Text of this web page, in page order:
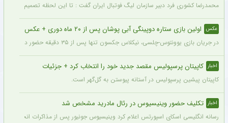
محمدرضا کشوری فرد دبیر سازمان لیگ فوتبال ایران گفت : تا این لحظه تصمیم بر این
عکس اولین بازی ستاره دوپینگی آبی پوشان پس از ۲۰ ماه دوری + عکس
در جریان بازی یوونتوس-چلسی، نیکلاس جکسون تنها پس از ۳۵ دقیقه حضور در زمین تعویض شد و در همین مسابقه میخایلو مودریک نخستین بازی خود را پس از ۲۰ ماه برای چلسی انجام داد.
اخبار کاپیتان پرسپولیس مقصد جدید خود را انتخاب کرد + جزئیات
کاپیتان پیشین پرسپولیس در آستانه پیوستن به گل‌گهر است.
اخبار تکلیف حضور وینیسیوس در رئال مادرید مشخص شد
رسانه انگلیسی اسکای اسپورتس اعلام کرد وینیسیوس جونیور پس از مذاکرات انجام شده